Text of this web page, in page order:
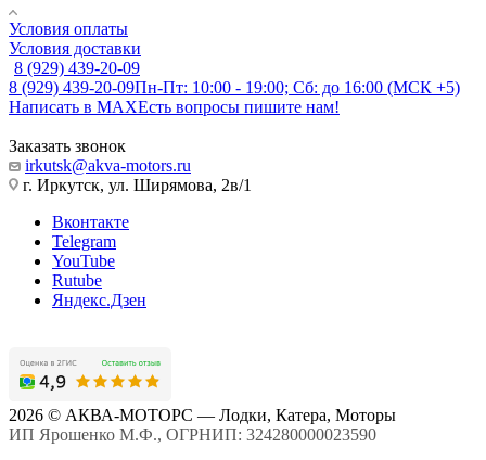
Условия оплаты
Условия доставки
8 (929) 439-20-09
8 (929) 439-20-09Пн-Пт: 10:00 - 19:00; Сб: до 16:00 (МСК +5)
Написать в MAXЕсть вопросы пишите нам!
Заказать звонок
irkutsk@akva-motors.ru
г. Иркутск, ул. Ширямова, 2в/1
Вконтакте
Telegram
YouTube
Rutube
Яндекс.Дзен
2026 © АКВА-МОТОРС — Лодки, Катера, Моторы
ИП Ярошенко М.Ф., ОГРНИП: 324280000023590